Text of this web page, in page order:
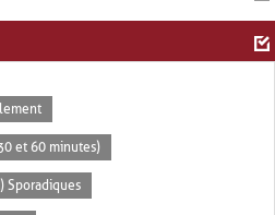
et 60 minutes)
Sporadiques